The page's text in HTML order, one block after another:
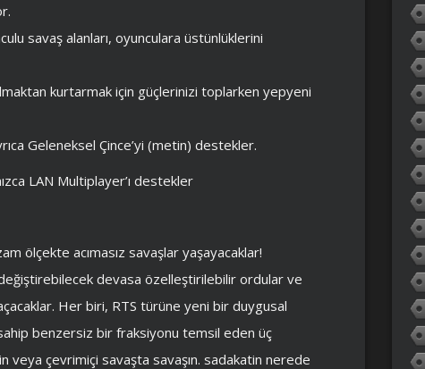
savaş alanları, oyunculara üstünlüklerini
kurtarmak için güçlerinizi toplarken yepyeni
Geleneksel Çince’yi (metin) destekler.
LAN Multiplayer’ı destekler
ölçekte acımasız savaşlar yaşayacaklar!
devasa özelleştirilebilir ordular ve
Her biri, RTS türüne yeni bir duygusal
benzersiz bir fraksiyonu temsil eden üç
çevrimiçi savaşta savaşın. sadakatin nerede